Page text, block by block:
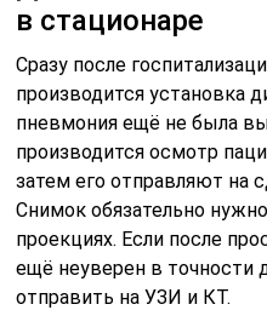
в стационаре
Сразу после
производится установка
пневмония ещё не была
производится осмотр
затем его отправляют на
Снимок обязательно
проекциях. Если после
ещё неуверен в точности
отправить на УЗИ и КТ.